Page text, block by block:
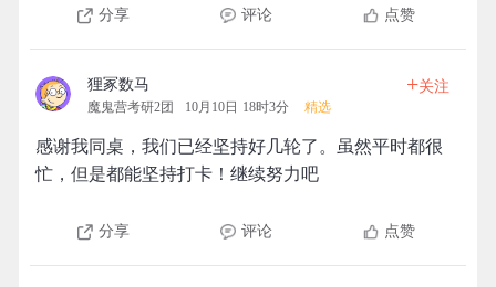
分享 评论 点赞
狸冢数马
魔鬼营考研2团 10月10日 18时3分 精选
+关注
感谢我同桌，我们已经坚持好几轮了。虽然平时都很
忙，但是都能坚持打卡！继续努力吧
分享 评论 点赞